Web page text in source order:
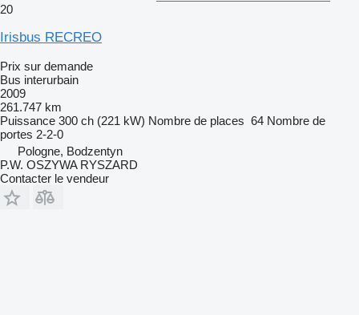
20
Irisbus RECREO
Prix sur demande
Bus interurbain
2009
261.747 km
Puissance 300 ch (221 kW) Nombre de places 64 Nombre de
portes 2-2-0
Pologne, Bodzentyn
P.W. OSZYWA RYSZARD
Contacter le vendeur